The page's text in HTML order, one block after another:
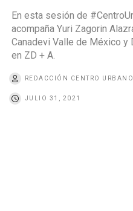
En esta sesión de
acompaña Yuri Zagorin
Canadevi Valle de México y
en ZD + A.
REDACCIÓN CENTRO URBANO
JULIO 31, 2021